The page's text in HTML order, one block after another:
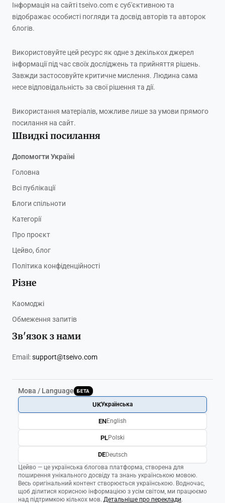
Інформація на сайті tseivo.com є суб'єктивною та
відображає особисті погляди та досвід авторів та авторок
блогів.
Використовуйте цей ресурс як одне з декількох джерел
інформації під час своїх досліджень та прийняття рішень.
Завжди застосовуйте критичне мислення. Людина сама
несе відповідальність за свої рішення та дії.
Використання матеріалів, можливе лише за умови прямого
посилання на сайт.
Швидкі посилання
Допомогти Україні
Головна
Всі публікації
Блоги спільноти
Категорії
Про проєкт
Цейво, блог
Політика конфіденційності
Різне
Каомоджі
Обмеження запитів
Зв'язок з нами
Email:support@tseivo.com
Мова / Language БЕТА
Цейво — це українська блогова платформа, створена для
поширення унікального досвіду та знань українською мовою.
Весь оригінальний контент створюється українською. Водночас,
щоб ділитися корисною інформацією з усім світом, ми працюємо
над підтримкою кількох мов. Детальніше про переклади.
UKУкраїнська
ENEnglish
PLPolski
DEDeutsch